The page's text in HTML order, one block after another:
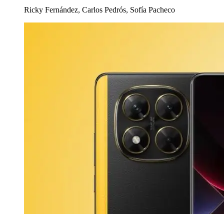
Ricky Fernández, Carlos Pedrós, Sofía Pacheco